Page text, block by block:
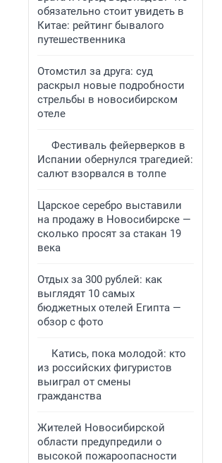
обязательно стоит увидеть в
Китае: рейтинг бывалого
путешественника
Отомстил за друга: суд
раскрыл новые подробности
стрельбы в новосибирском
отеле
Фестиваль фейерверков в
Испании обернулся трагедией:
салют взорвался в толпе
Царское серебро выставили
на продажу в Новосибирске —
сколько просят за стакан 19
века
Отдых за 300 рублей: как
выглядят 10 самых
бюджетных отелей Египта —
обзор с фото
Катись, пока молодой: кто
из российских фигуристов
выиграл от смены
гражданства
Жителей Новосибирской
области предупредили о
высокой пожароопасности